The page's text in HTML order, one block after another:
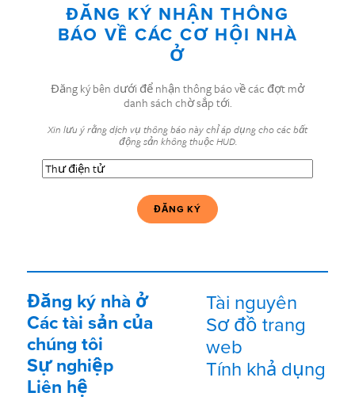
ĐĂNG KÝ NHẬN THÔNG
BÁO VỀ CÁC CƠ HỘI NHÀ
Ở
Đăng ký bên dưới để nhận thông báo về các đợt mở
danh sách chờ sắp tới.
Xin lưu ý rằng dịch vụ thông báo này chỉ áp dụng cho các bất
động sản không thuộc HUD.
Thư
điện
Đăng ký nhà ở
Các tài sản của
chúng tôi
Sự nghiệp
Liên hệ
Tài nguyên
Sơ đồ trang
web
Tính khả dụng